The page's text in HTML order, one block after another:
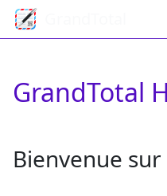
GrandTotal
Bienvenue